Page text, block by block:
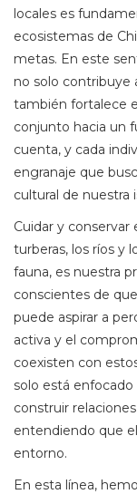
locales es
ecosistemas de
metas. En este
no solo contribuye
también fortalece
conjunto hacia un
cuenta, y cada
engranaje que
cultural de nuestra
Cuidar y conservar
turberas, los ríos y
fauna, es nuestra
conscientes de
puede aspirar a
activa y el
coexisten con
solo está
construir
entendiendo que
entorno.
En esta línea,